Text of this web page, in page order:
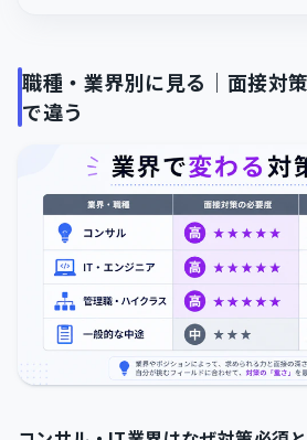
職種・業界別に見る｜面接対
で違う